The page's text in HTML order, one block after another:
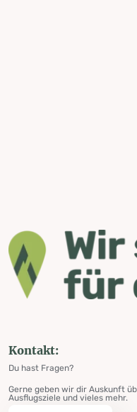
Kontakt:
Du hast Fragen?
Gerne geben wir dir Auskunft
Ausflugsziele und vieles mehr.